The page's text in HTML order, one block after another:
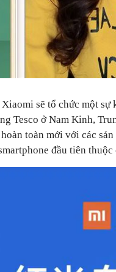
sẽ tổ chức một sự
Tesco ở Nam Kinh,
toàn mới với các
đầu tiên